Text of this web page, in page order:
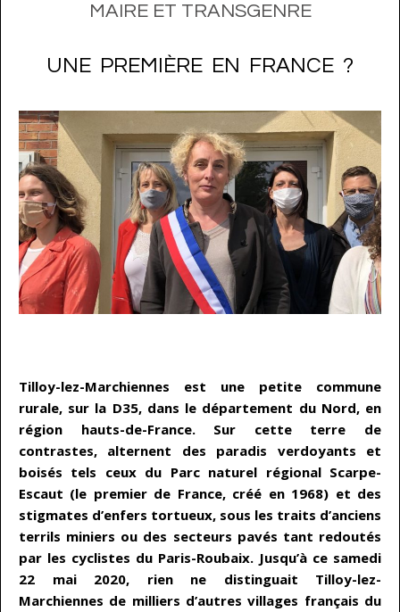
MAIRE ET TRANSGENRE
UNE PREMIÈRE EN FRANCE ?
Tilloy-lez-Marchiennes est une petite commune
rurale, sur la D35, dans le département du Nord, en
région hauts-de-France. Sur cette terre de
contrastes, alternent des paradis verdoyants et
boisés tels ceux du Parc naturel régional Scarpe-
Escaut (le premier de France, créé en 1968) et des
stigmates d’enfers tortueux, sous les traits d’anciens
terrils miniers ou des secteurs pavés tant redoutés
par les cyclistes du Paris-Roubaix. Jusqu’à ce samedi
22 mai 2020, rien ne distinguait Tilloy-lez-
Marchiennes de milliers d’autres villages français du